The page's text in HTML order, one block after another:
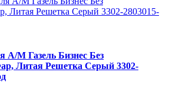
А/М Газель Бизнес Без
Литая Решетка Серый 3302-